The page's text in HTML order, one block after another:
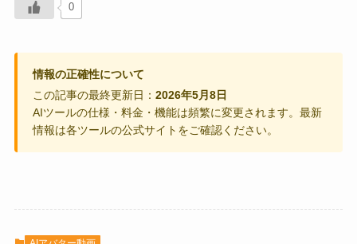
0
情報の正確性について
この記事の最終更新日：2026年5月8日
AIツールの仕様・料金・機能は頻繁に変更されます。最新
情報は各ツールの公式サイトをご確認ください。